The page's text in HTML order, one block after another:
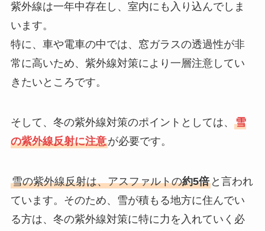
紫外線は一年中存在し、室内にも入り込んでしま
います。
特に、車や電車の中では、窓ガラスの透過性が非
常に高いため、紫外線対策により一層注意してい
きたいところです。
そして、冬の紫外線対策のポイントとしては、 雪
の紫外線反射に注意が必要です。
雪の紫外線反射は、アスファルトの約5倍と言われ
ています。そのため、雪が積もる地方に住んでい
る方は、冬の紫外線対策に特に力を入れていく必